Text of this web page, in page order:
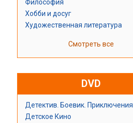
Философия
Хобби и досуг
Художественная литература
Смотреть все
DVD
Детектив. Боевик. Приключения
Детское Кино